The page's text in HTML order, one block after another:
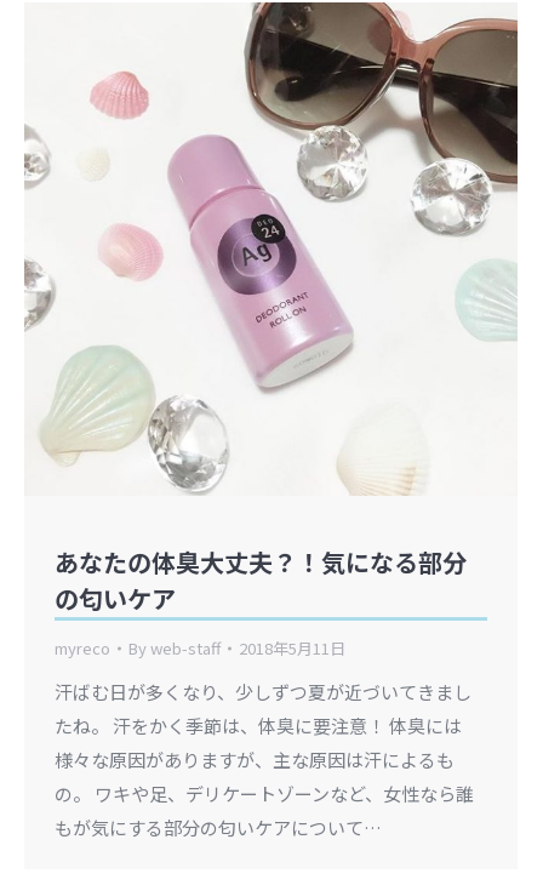
あなたの体臭大丈夫？！気になる部分
の匂いケア
myreco Byweb-staff 2018年5月11日
汗ばむ日が多くなり、少しずつ夏が近づいてきまし
たね。 汗をかく季節は、体臭に要注意！ 体臭には
様々な原因がありますが、主な原因は汗によるも
の。 ワキや足、デリケートゾーンなど、女性なら誰
もが気にする部分の匂いケアについて…